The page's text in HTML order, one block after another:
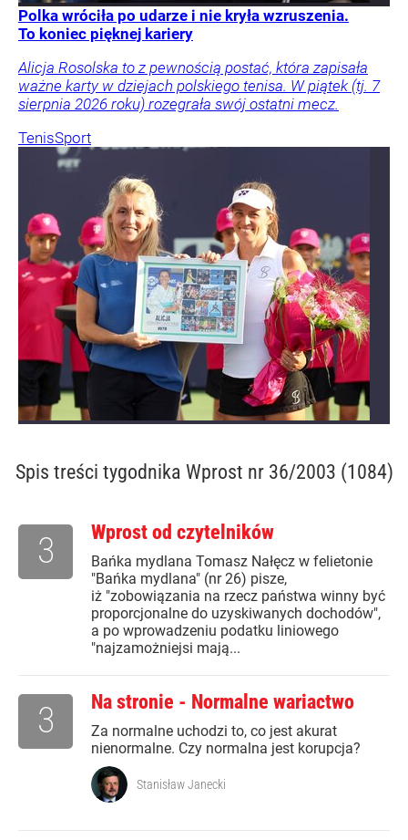
Polka wróciła po udarze i nie kryła wzruszenia.
To koniec pięknej kariery
Alicja Rosolska to z pewnością postać, która zapisała
ważne karty w dziejach polskiego tenisa. W piątek (tj. 7
sierpnia 2026 roku) rozegrała swój ostatni mecz.
TenisSport
Spis treści tygodnika Wprost nr 36/2003 (1084)
Wprost od czytelników
Bańka mydlana Tomasz Nałęcz w felietonie
"Bańka mydlana" (nr 26) pisze,
iż "zobowiązania na rzecz państwa winny być
proporcjonalne do uzyskiwanych dochodów",
a po wprowadzeniu podatku liniowego
"najzamożniejsi mają...
3
Na stronie - Normalne wariactwo
Za normalne uchodzi to, co jest akurat
nienormalne. Czy normalna jest korupcja?
3
Stanisław Janecki